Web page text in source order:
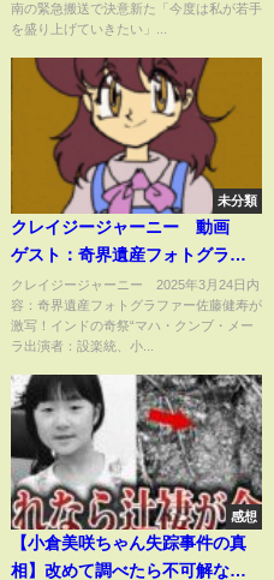
げていきたい」
南の緊急搬送で決意新た「今度は私が若手
を盛り上げていきたい」...
未分類
クレイジージャーニー 動画
ゲスト：奇界遺産フォトグラフ
ァー佐藤健寿 3月24日
クレイジージャーニー 2025年3月24日内
容：奇界遺産フォトグラファー佐藤健寿が
激写！インドの奇祭“マハ・クンブ・メー
ラ出演者：設楽統、小...
感想
【小倉美咲ちゃん失踪事件の真
相】改めて調べたら不可解な点